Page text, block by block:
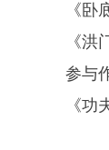
《
《
参与
《